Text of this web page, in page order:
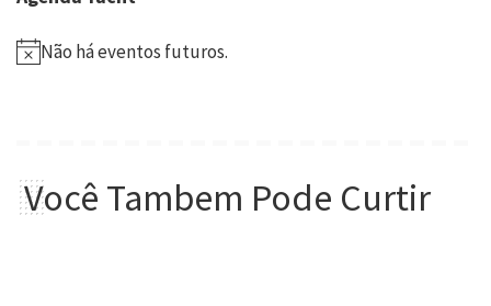
Não há eventos futuros.
Você Tambem Pode Curtir